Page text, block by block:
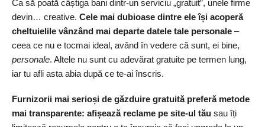
Ca să poată câștiga bani dintr-un serviciu „gratuit”, unele firme
devin… creative. Cele mai dubioase dintre ele își acoperă
cheltuielile vânzând mai departe datele tale personale –
ceea ce nu e tocmai ideal, având în vedere că sunt, ei bine,
personale. Altele nu sunt cu adevărat gratuite pe termen lung,
iar tu afli asta abia după ce te-ai înscris.
Furnizorii mai serioși de găzduire gratuită preferă metode
mai transparente: afișează reclame pe site-ul tău sau îți